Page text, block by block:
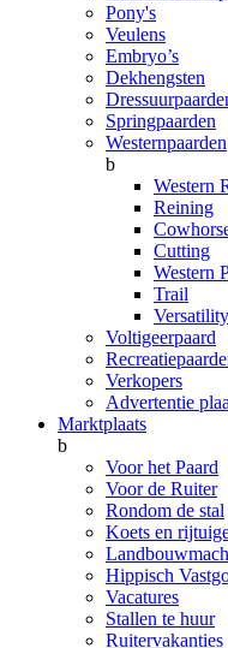
Pony's
Veulens
Embryo’s
Dekhengsten
Springpaarden
Westernpaarden
b
Western
Reining
Cutting
Western
Trail
Voltigeerpaard
Verkopers
Advertentie
Marktplaats
b
Voor het Paard
Voor de Ruiter
Rondom de stal
Koets en
Hippisch
Vacatures
Stallen te huur
Ruitervakanties